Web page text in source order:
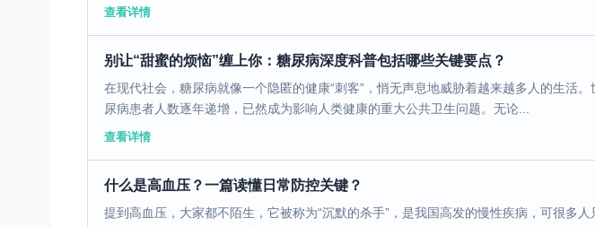
查看详情
别让“甜蜜的烦恼”缠上你：糖尿病深度科普包括哪些关键要点？
在现代社会，糖尿病就像一个隐匿的健康“刺客”，悄无声息地威胁着越来越多人的生活
尿病患者人数逐年递增，已然成为影响人类健康的重大公共卫生问题。无论...
查看详情
什么是高血压？一篇读懂日常防控关键？
提到高血压，大家都不陌生，它被称为“沉默的杀手”，是我国高发的慢性疾病，可很多